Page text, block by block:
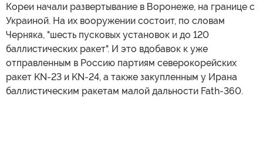
Кореи начали развертывание в Воронеже, на границе с
Украиной. На их вооружении состоит, по словам
Черняка, "шесть пусковых установок и до 120
баллистических ракет". И это вдобавок к уже
отправленным в Россию партиям северокорейских
ракет KN-23 и KN-24, а также закупленным у Ирана
баллистическим ракетам малой дальности Fath-360.